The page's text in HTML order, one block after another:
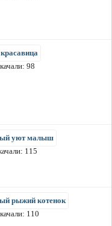
98
уют малыш
115
рыжий котенок
110